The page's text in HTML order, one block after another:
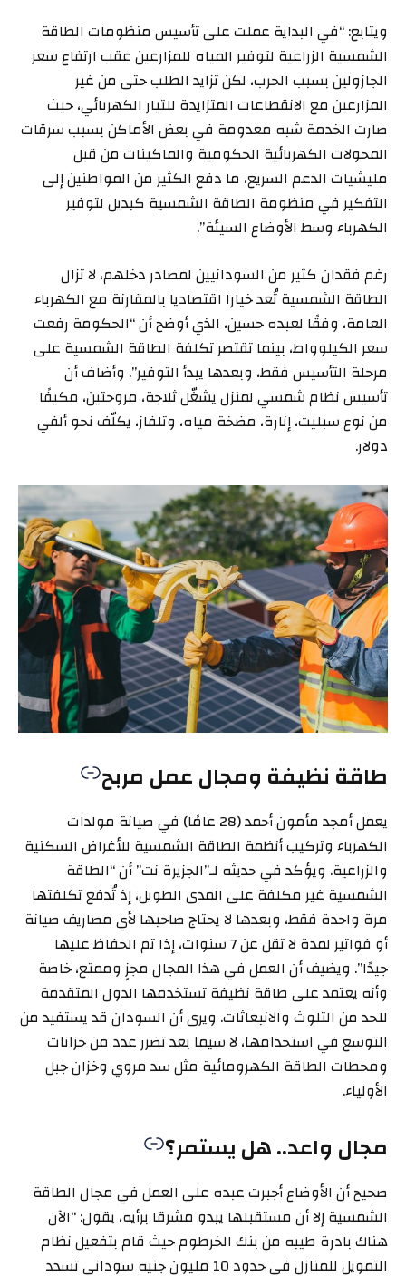
ويتابع: “في البداية عملت على تأسيس منظومات الطاقة
الشمسية الزراعية لتوفير المياه للمزارعين عقب ارتفاع سعر
الجازولين بسبب الحرب، لكن تزايد الطلب حتى من غير
المزارعين مع الانقطاعات المتزايدة للتيار الكهربائي، حيث
صارت الخدمة شبه معدومة في بعض الأماكن بسبب سرقات
المحولات الكهربائية الحكومية والماكينات من قبل
مليشيات الدعم السريع، ما دفع الكثير من المواطنين إلى
التفكير في منظومة الطاقة الشمسية كبديل لتوفير
الكهرباء وسط الأوضاع السيئة”.
رغم فقدان كثير من السودانيين لمصادر دخلهم، لا تزال
الطاقة الشمسية تُعد خيارا اقتصاديا بالمقارنة مع الكهرباء
العامة، وفقًا لعبده حسين، الذي أوضح أن “الحكومة رفعت
سعر الكيلوواط، بينما تقتصر تكلفة الطاقة الشمسية على
مرحلة التأسيس فقط، وبعدها يبدأ التوفير”. وأضاف أن
تأسيس نظام شمسي لمنزل يشغّل ثلاجة، مروحتين، مكيفًا
من نوع سبليت، إنارة، مضخة مياه، وتلفاز، يكلّف نحو ألفي
دولار.
طاقة نظيفة ومجال عمل مربح
يعمل أمجد مأمون أحمد (28 عامًا) في صيانة مولدات
الكهرباء وتركيب أنظمة الطاقة الشمسية للأغراض السكنية
والزراعية. ويؤكد في حديثه لـ”الجزيرة نت” أن “الطاقة
الشمسية غير مكلفة على المدى الطويل، إذ تُدفع تكلفتها
مرة واحدة فقط، وبعدها لا يحتاج صاحبها لأي مصاريف صيانة
أو فواتير لمدة لا تقل عن 7 سنوات، إذا تم الحفاظ عليها
جيدًا”. ويضيف أن العمل في هذا المجال مجزٍ وممتع، خاصة
وأنه يعتمد على طاقة نظيفة تستخدمها الدول المتقدمة
للحد من التلوث والانبعاثات. ويرى أن السودان قد يستفيد من
التوسع في استخدامها، لا سيما بعد تضرر عدد من خزانات
ومحطات الطاقة الكهرومائية مثل سد مروي وخزان جبل
الأولياء.
مجال واعد.. هل يستمر؟
صحيح أن الأوضاع أجبرت عبده على العمل في مجال الطاقة
الشمسية إلا أن مستقبلها يبدو مشرقا برأيه، يقول: “الآن
هناك بادرة طيبه من بنك الخرطوم حيث قام بتفعيل نظام
التمويل للمنازل في حدود 10 مليون جنيه سوداني تسدد